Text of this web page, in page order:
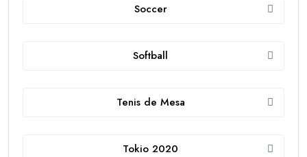
Soccer
Softball
Tenis de Mesa
Tokio 2020